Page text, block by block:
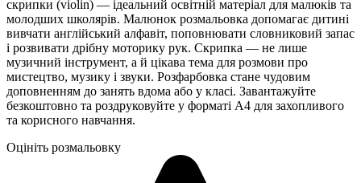
скрипки (violin) — ідеальний освітній матеріал для малюків та
молодших школярів. Малюнок розмальовка допомагає дитині
вивчати англійський алфавіт, поповнювати словниковий запас
і розвивати дрібну моторику рук. Скрипка — не лише
музичний інструмент, а й цікава тема для розмови про
мистецтво, музику і звуки. Розфарбовка стане чудовим
доповненням до занять вдома або у класі. Завантажуйте
безкоштовно та роздруковуйте у форматі А4 для захопливого
та корисного навчання.
Оцініть розмальовку